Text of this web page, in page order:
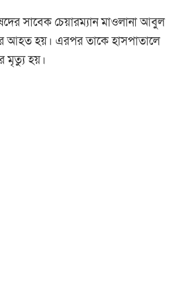
সাবেক চেয়ারম্যান মাওলানা আবুল
আহত হয়। এরপর তাকে হাসপাতালে
মৃত্যু হয়।